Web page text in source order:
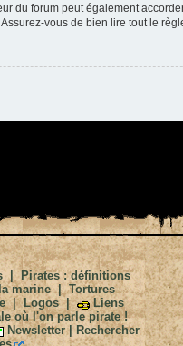
du forum peut également
vous de bien lire tout le
|Pirates : définitions
marine|Tortures
|Logos|
Liens
où l'on parle pirate !
Newsletter| Rechercher